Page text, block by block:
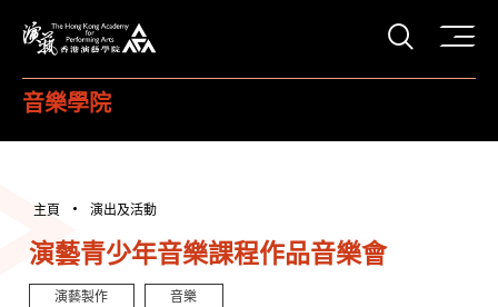
打開
音樂學院
主頁 演出及活動
演藝青少年音樂課程作品音樂會
演藝製作 音樂